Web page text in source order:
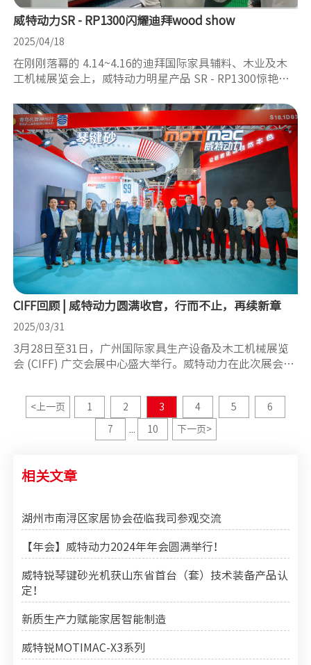
威特动力SR - RP1300闪耀迪拜wood show​
2025/04/18
在刚刚落幕的 4.14~4.16的迪拜国际家具辅料、木业及木
工机械展览会上，威特动力明星产品 SR - RP1300惊艳亮
CIFF回顾 | 威特动力圆满收官，行而不止，再续新章
2025/03/31
3月28日至31日，广州国际家具生产设备及木工机械展览
会 (CIFF) 广交会展中心盛大举行。威特动力在此次展会上
< 上一页 1 2 3 4 5 6
7 10 下一页 >
相关文章
湖州市南浔区家居协会莅临我司参观交流
【年会】威特动力2024年年会圆满举行！
威特锐琴键砂光机获山东省首台（套）技术装备产品认
定！
新质生产力赋能家居智能制造
威特锐MOTIMAC-X3系列